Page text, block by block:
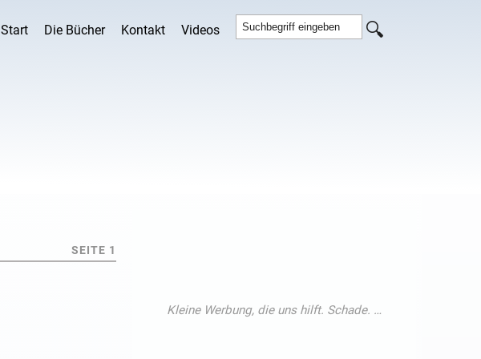
Start Die Bücher Kontakt Videos
SEITE 1